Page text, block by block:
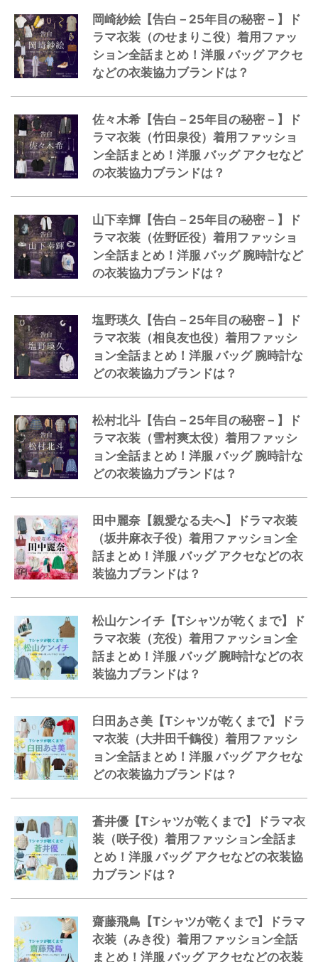
岡崎紗絵【告白－25年目の秘密－】ド
ラマ衣装（のせまりこ役）着用ファッ
ション全話まとめ！洋服 バッグ アクセ
などの衣装協力ブランドは？
佐々木希【告白－25年目の秘密－】ド
ラマ衣装（竹田泉役）着用ファッショ
ン全話まとめ！洋服 バッグ アクセなど
の衣装協力ブランドは？
山下幸輝【告白－25年目の秘密－】ド
ラマ衣装（佐野匠役）着用ファッショ
ン全話まとめ！洋服 バッグ 腕時計など
の衣装協力ブランドは？
塩野瑛久【告白－25年目の秘密－】ド
ラマ衣装（相良友也役）着用ファッシ
ョン全話まとめ！洋服 バッグ 腕時計な
どの衣装協力ブランドは？
松村北斗【告白－25年目の秘密－】ド
ラマ衣装（雪村爽太役）着用ファッシ
ョン全話まとめ！洋服 バッグ 腕時計な
どの衣装協力ブランドは？
田中麗奈【親愛なる夫へ】ドラマ衣装
（坂井麻衣子役）着用ファッション全
話まとめ！洋服 バッグ アクセなどの衣
装協力ブランドは？
松山ケンイチ【Tシャツが乾くまで】ド
ラマ衣装（充役）着用ファッション全
話まとめ！洋服 バッグ 腕時計などの衣
装協力ブランドは？
臼田あさ美【Tシャツが乾くまで】ドラ
マ衣装（大井田千鶴役）着用ファッシ
ョン全話まとめ！洋服 バッグ アクセな
どの衣装協力ブランドは？
蒼井優【Tシャツが乾くまで】ドラマ衣
装（咲子役）着用ファッション全話ま
とめ！洋服 バッグ アクセなどの衣装協
力ブランドは？
齋藤飛鳥【Tシャツが乾くまで】ドラマ
衣装（みき役）着用ファッション全話
まとめ！洋服 バッグ アクセなどの衣装